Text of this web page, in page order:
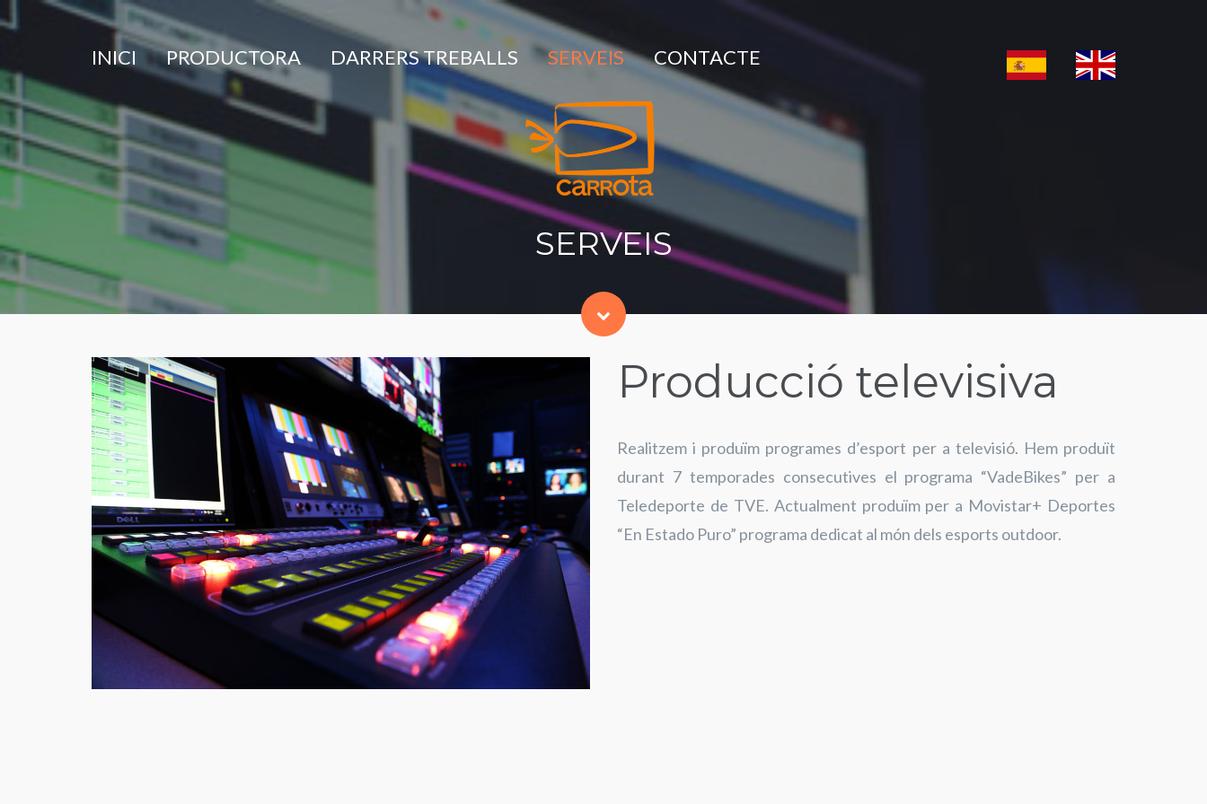
Panell de gestió de galetes
INICI PRODUCTORA DARRERS TREBALLS SERVEIS CONTACTE
SERVEIS
Producció televisiva
Realitzem i produïm programes d’esport per a televisió. Hem produït
durant 7 temporades consecutives el programa “VadeBikes” per a
Teledeporte de TVE. Actualment produïm per a Movistar+ Deportes
“En Estado Puro” programa dedicat al món dels esports outdoor.